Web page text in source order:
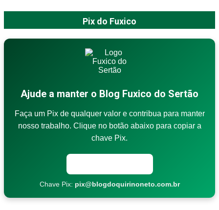
Pix do Fuxico
Ajude a manter o Blog Fuxico do Sertão
Faça um Pix de qualquer valor e contribua para manter
nosso trabalho. Clique no botão abaixo para copiar a
chave Pix.
Chave Pix: pix@blogdoquirinoneto.com.br